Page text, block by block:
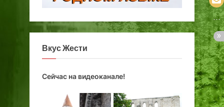
Вкус Жести
Сейчас на видеоканале!